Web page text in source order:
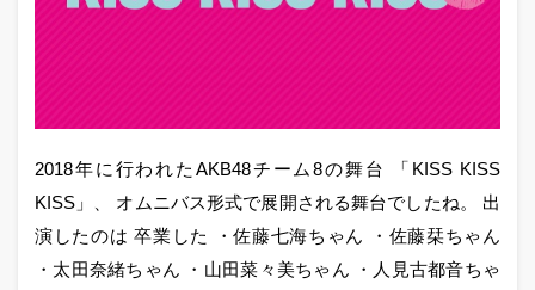
2018年に行われたAKB48チーム8の舞台 「KISS KISS
KISS」、 オムニバス形式で展開される舞台でしたね。 出
演したのは 卒業した ・佐藤七海ちゃん ・佐藤栞ちゃん
・太田奈緒ちゃん ・山田菜々美ちゃん ・人見古都音ちゃ